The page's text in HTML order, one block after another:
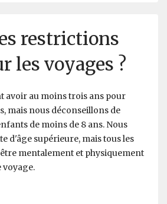
restrictions
les voyages ?
avoir au moins trois ans pour
mais nous déconseillons de
de moins de 8 ans. Nous
d'âge supérieure, mais tous les
mentalement et physiquement
voyage.